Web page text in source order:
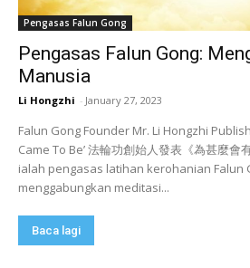
Pengasas Falun Gong
Pengasas Falun Gong:
Manusia
Li Hongzhi - January 27, 2023
Falun Gong Founder Mr. Li Hongzhi
Came To Be’ 法輪功創始人發表《為甚麼會
ialah pengasas latihan kerohanian Falun
menggabungkan meditasi...
Baca lagi